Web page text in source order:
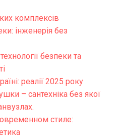
комплексів
інженерія без
безпеки та
реалії 2025 року
– сантехніка без якої
стиле: